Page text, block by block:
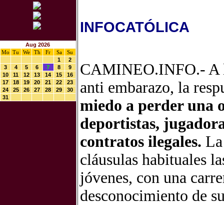
Aug 2026
Mo
Tu We Th Fr Sa
Su
1
2
3
4 5 6 7 8
9
10
11 12 13 14 15
16
17
18 19 20 21 22
23
24
25 26 27 28 29
30
31
INFOCATÓLICA
CAMINEO.INFO.- A
anti embarazo, la
miedo a perder una
deportistas,
contratos ilegales.
cláusulas habituales
jóvenes, con una
desconocimiento de